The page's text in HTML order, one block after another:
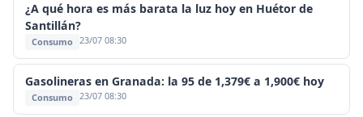
¿A qué hora es más barata la luz hoy en Huétor de
Santillán?
Consumo 23/07 08:30
Gasolineras en Granada: la 95 de 1,379€ a 1,900€ hoy
Consumo 23/07 08:30